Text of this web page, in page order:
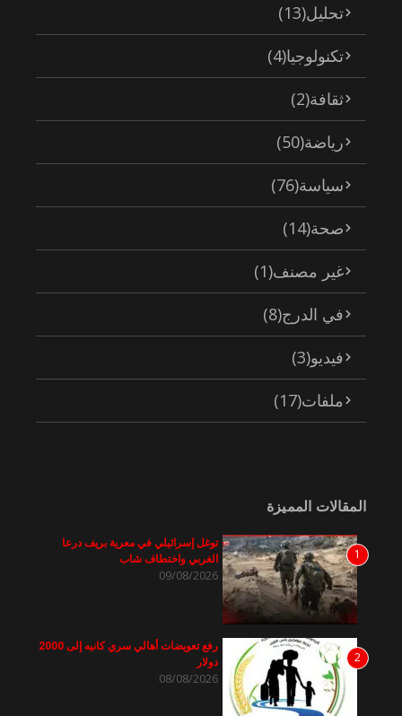
تحليل(13)
تكنولوجيا(4)
ثقافة(2)
رياضة(50)
سياسة(76)
صحة(14)
غير مصنف(1)
في الدرج(8)
فيديو(3)
ملفات(17)
المقالات المميزة
1
توغل إسرائيلي في معرية بريف درعا
الغربي واختطاف شاب
09/08/2026
2
رفع تعويضات أهالي سري كانيه إلى 2000
دولار
08/08/2026